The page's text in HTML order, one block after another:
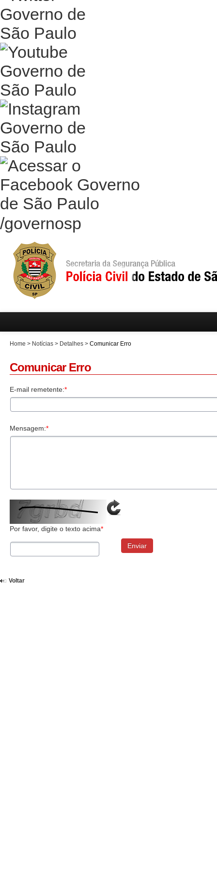
/governosp
Home > Notícias > Detalhes > Comunicar Erro
Comunicar Erro
E-mail remetente:*
Mensagem:*
Por favor, digite o texto acima*
Enviar
Voltar